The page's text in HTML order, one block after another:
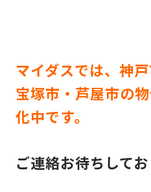
マイダスでは、神
宝塚市・芦屋市の
化中です。
ご連絡お待ちしてお